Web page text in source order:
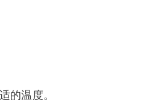
的温度。